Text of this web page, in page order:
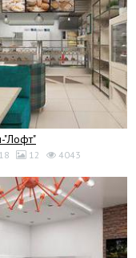
"Лофт"
12 4043